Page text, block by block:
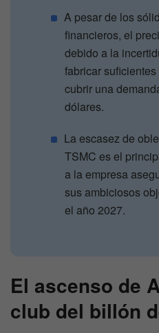
​A pesar de los
financieros, el
debido a la
fabricar
cubrir una
dólares.
​La escasez de
TSMC es el
a la empresa
sus ambiciosos
el año 2027.
El ascenso de
club del billón